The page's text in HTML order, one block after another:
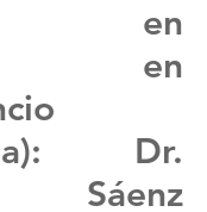
en
en
: Dr.
Sáenz